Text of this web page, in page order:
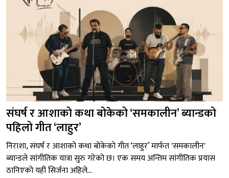
संघर्ष र आशाको कथा बोकेको ‘समकालीन’ ब्यान्डको
पहिलो गीत ‘लाहुर’
निराशा, संघर्ष र आशाको कथा बोकेको गीत ‘लाहुर’ मार्फत 'समकालीन'
ब्यान्डले सांगीतिक यात्रा सुरु गरेको छ। एक समय अन्तिम सांगीतिक प्रयास
ठानिएको यही सिर्जना अहिले...